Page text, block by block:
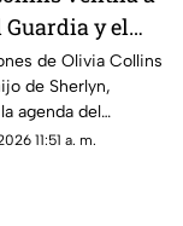
y el
la
| BREVES
de Olivia Collins
de Sherlyn,
agenda del
11:51 a. m.